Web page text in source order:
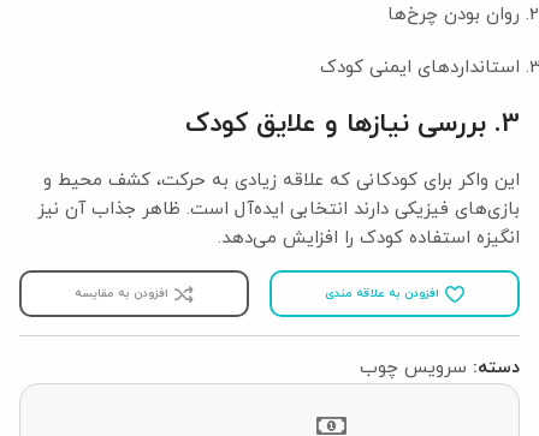
روان بودن چرخ‌ها
استانداردهای ایمنی کودک
3. بررسی نیازها و علایق کودک
این واکر برای کودکانی که علاقه زیادی به حرکت، کشف محیط و
بازی‌های فیزیکی دارند انتخابی ایده‌آل است. ظاهر جذاب آن نیز
انگیزه استفاده کودک را افزایش می‌دهد.
افزودن به علاقه مندی افزودن به مقایسه
دسته: سرویس چوب